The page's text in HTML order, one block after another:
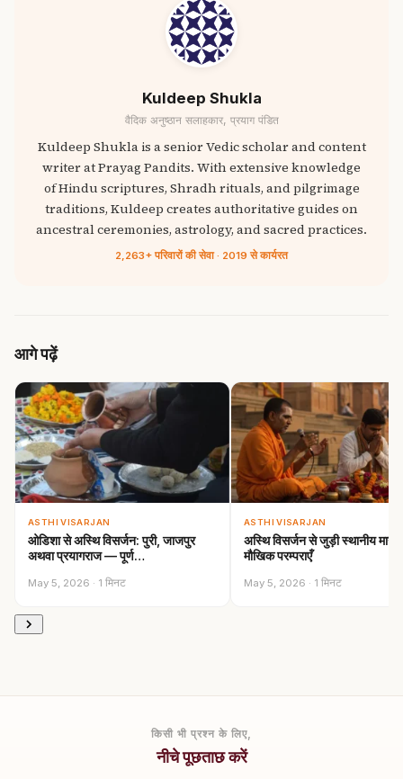
Kuldeep Shukla
वैदिक अनुष्ठान सलाहकार, प्रयाग पंडित
Kuldeep Shukla is a senior Vedic scholar and content
writer at Prayag Pandits. With extensive knowledge
of Hindu scriptures, Shradh rituals, and pilgrimage
traditions, Kuldeep creates authoritative guides on
ancestral ceremonies, astrology, and sacred practices.
2,263+ परिवारों की सेवा · 2019 से कार्यरत
आगे पढ़ें
ASTHI VISARJAN
ओडिशा से अस्थि विसर्जन: पुरी, जाजपुर
अथवा प्रयागराज — पूर्ण…
May 5, 2026 · 1 मिनट
ASTHI VISARJAN
अस्थि विसर्जन से जुड़ी स्थानीय
मौखिक परम्पराएँ
May 5, 2026 · 1 मिनट
किसी भी प्रश्न के लिए,
नीचे पूछताछ करें